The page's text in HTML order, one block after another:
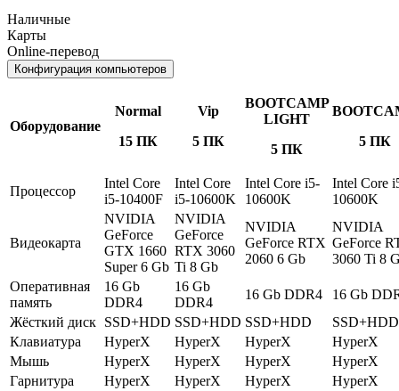
Наличные
Карты
Online-перевод
Конфигурация компьютеров
Оборудование
Normal
15 ПК
Vip
5 ПК
BOOTCAMP
LIGHT
5 ПК
5 ПК
Процессор
Intel Core
i5-10400F
Intel Core
i5-10600K
Intel Core i5-
10600K
Intel Core
10600K
Видеокарта
NVIDIA
GeForce
GTX 1660
Super 6 Gb
NVIDIA
GeForce
RTX 3060
Ti 8 Gb
NVIDIA
GeForce RTX
2060 6 Gb
NVIDIA
GeForce
3060 Ti 8
Оперативная
память
16 Gb
DDR4
16 Gb
DDR4
16 Gb DDR4
16 Gb
Жёсткий диск SSD+HDD SSD+HDD SSD+HDD
SSD+HDD
Клавиатура
HyperX HyperX HyperX
HyperX
Мышь
HyperX HyperX HyperX
HyperX
Гарнитура
HyperX HyperX HyperX
HyperX